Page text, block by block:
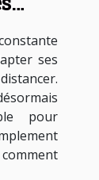
ses
pour